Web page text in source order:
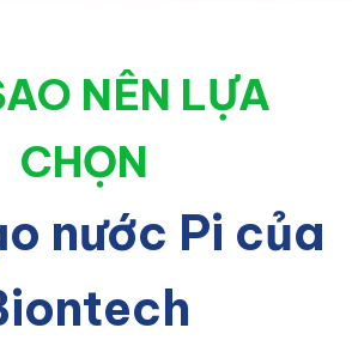
NÊN LỰA
CHỌN
nước Pi của